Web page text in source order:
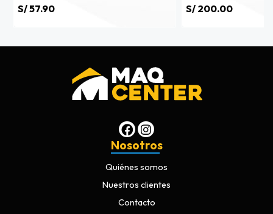
S/ 57.90
S/ 200.00
Nosotros
Quiénes somos
Nuestros clientes
Contacto